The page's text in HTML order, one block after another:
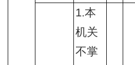
1.本
机关
不掌